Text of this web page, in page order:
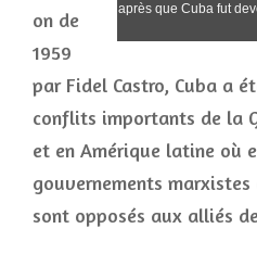
après que Cuba fut
on de
1959
par Fidel Castro, Cuba a
conflits importants de la
et en Amérique latine où
gouvernements
sont opposés aux alliés